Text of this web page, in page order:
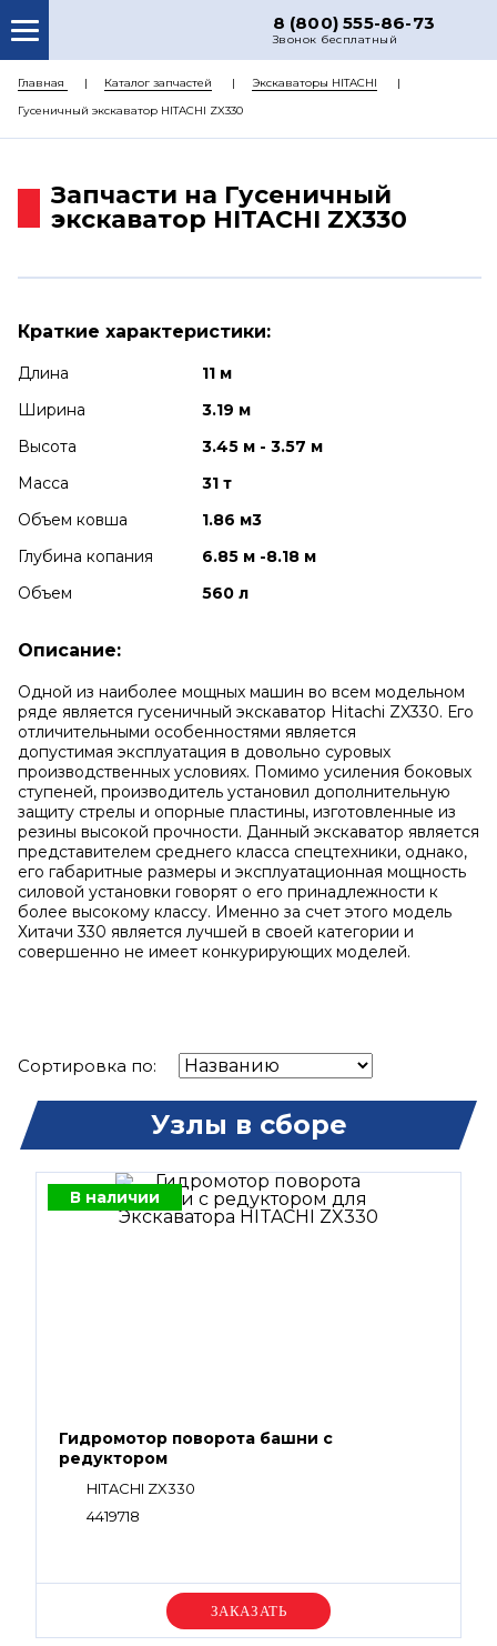
8 (800) 555-86-73
Звонок бесплатный
О НАС
КАТАЛОГ ЗАПЧАСТЕЙ
ДОСТАВКА
Главная Каталог запчастей
Экскаваторы HITACHI
Гусеничный экскаватор HITACHI ZX330
Запчасти на Гусеничный
экскаватор HITACHI ZX330
Краткие характеристики:
Длина
11 м
Ширина
3.19 м
Высота
3.45 м - 3.57 м
Масса
31 т
Объем ковша
1.86 м3
Глубина копания
6.85 м -8.18 м
Объем
560 л
Описание:
Одной из наиболее мощных машин во всем модельном
ряде является гусеничный экскаватор Hitachi ZX330. Его
отличительными особенностями является
допустимая эксплуатация в довольно суровых
производственных условиях. Помимо усиления боковых
ступеней, производитель установил дополнительную
защиту стрелы и опорные пластины, изготовленные из
резины высокой прочности. Данный экскаватор является
представителем среднего класса спецтехники, однако,
его габаритные размеры и эксплуатационная мощность
силовой установки говорят о его принадлежности к
более высокому классу. Именно за счет этого модель
Хитачи 330 является лучшей в своей категории и
совершенно не имеет конкурирующих моделей.
Сортировка по:
Узлы в сборе
В наличии
Гидромотор поворота башни с
редуктором
HITACHI ZX330
4419718
Уточняйте цену